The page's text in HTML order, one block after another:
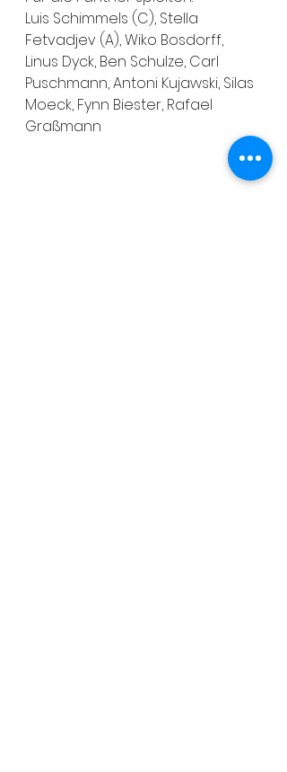
Luis Schimmels (C), Stella
Fetvadjev (A), Wiko Bosdorff,
Linus Dyck, Ben Schulze, Carl
Puschmann, Antoni Kujawski, Silas
Moeck, Fynn Biester, Rafael
Graßmann